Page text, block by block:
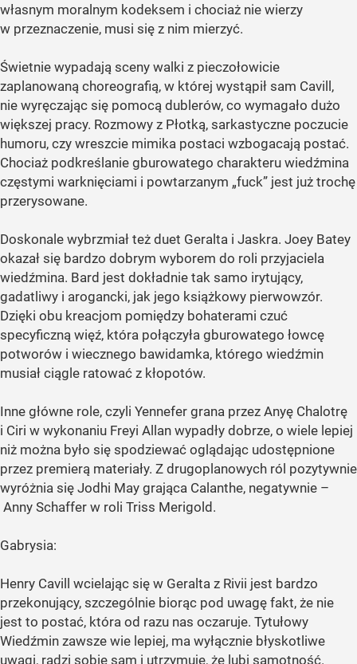
własnym moralnym kodeksem i chociaż nie wierzy
w przeznaczenie, musi się z nim mierzyć.
Świetnie wypadają sceny walki z pieczołowicie
zaplanowaną choreografią, w której wystąpił sam Cavill,
nie wyręczając się pomocą dublerów, co wymagało dużo
większej pracy. Rozmowy z Płotką, sarkastyczne poczucie
humoru, czy wreszcie mimika postaci wzbogacają postać.
Chociaż podkreślanie gburowatego charakteru wiedźmina
częstymi warknięciami i powtarzanym „fuck” jest już trochę
przerysowane.
Doskonale wybrzmiał też duet Geralta i Jaskra. Joey Batey
okazał się bardzo dobrym wyborem do roli przyjaciela
wiedźmina. Bard jest dokładnie tak samo irytujący,
gadatliwy i arogancki, jak jego książkowy pierwowzór.
Dzięki obu kreacjom pomiędzy bohaterami czuć
specyficzną więź, która połączyła gburowatego łowcę
potworów i wiecznego bawidamka, którego wiedźmin
musiał ciągle ratować z kłopotów.
Inne główne role, czyli Yennefer grana przez Anyę Chalotrę
i Ciri w wykonaniu Freyi Allan wypadły dobrze, o wiele lepiej
niż można było się spodziewać oglądając udostępnione
przez premierą materiały. Z drugoplanowych ról pozytywnie
wyróżnia się Jodhi May grająca Calanthe, negatywnie –
Anny Schaffer w roli Triss Merigold.
Gabrysia:
Henry Cavill wcielając się w Geralta z Rivii jest bardzo
przekonujący, szczególnie biorąc pod uwagę fakt, że nie
jest to postać, która od razu nas oczaruje. Tytułowy
Wiedźmin zawsze wie lepiej, ma wyłącznie błyskotliwe
uwagi, radzi sobie sam i utrzymuje, że lubi samotność.